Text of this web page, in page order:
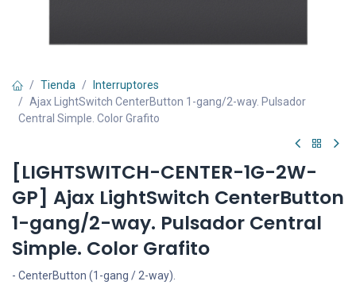
Tienda
Interruptores
Ajax LightSwitch CenterButton 1-gang/2-way. Pulsador
Central Simple. Color Grafito
[LIGHTSWITCH-CENTER-1G-2W-
GP] Ajax LightSwitch CenterButton
1-gang/2-way. Pulsador Central
Simple. Color Grafito
- CenterButton (1-gang / 2-way).